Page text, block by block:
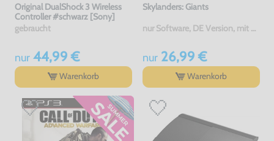
Original DualShock 3 Wireless
Controller #schwarz [Sony]
gebraucht
nur44,99 €
Warenkorb
Skylanders: Giants
nur Software, DE Version, mit OVP, gebraucht
nur26,99 €
Warenkorb